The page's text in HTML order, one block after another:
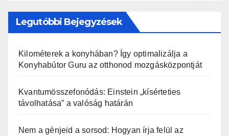
Legutóbbi Bejegyzések
Kilométerek a konyhában? Így optimalizálja a
Konyhabútor Guru az otthonod mozgásközpontját
Kvantumösszefonódás: Einstein „kísérteties
távolhatása” a valóság határán
Nem a génjeid a sorsod: Hogyan írja felül az